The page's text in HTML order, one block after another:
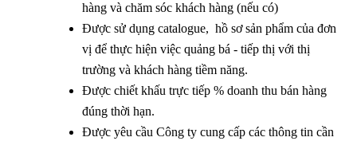
hàng và chăm sóc khách hàng (nếu có)
Được sử dụng catalogue, hồ sơ sản phẩm của đơn
vị để thực hiện việc quảng bá - tiếp thị với thị
trường và khách hàng tiềm năng.
Được chiết khấu trực tiếp % doanh thu bán hàng
đúng thời hạn.
Được yêu cầu Công ty cung cấp các thông tin cần